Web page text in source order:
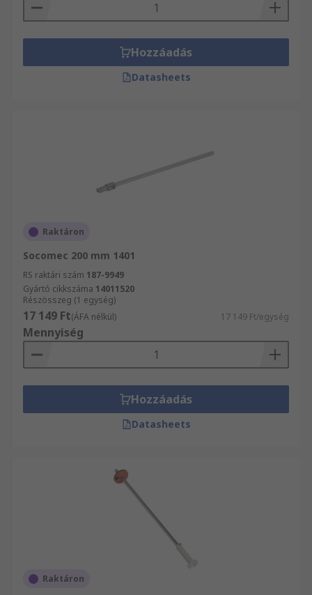
Hozzáadás
Datasheets
Raktáron
Socomec 200 mm 1401
RS raktári szám 187-9949
Gyártó cikkszáma 14011520
Részösszeg (1 egység)
17 149 Ft(ÁFA nélkül) 17 149 Ft/egység
Mennyiség
Hozzáadás
Datasheets
Raktáron